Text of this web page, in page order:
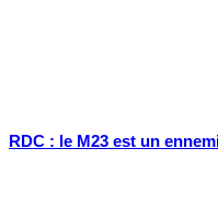
RDC : le M23 est un